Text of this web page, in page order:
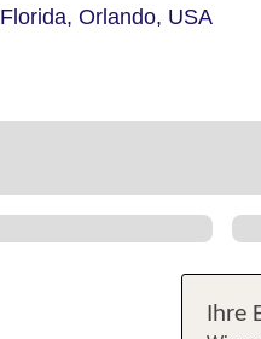
Florida, Orlando, USA
Ihre